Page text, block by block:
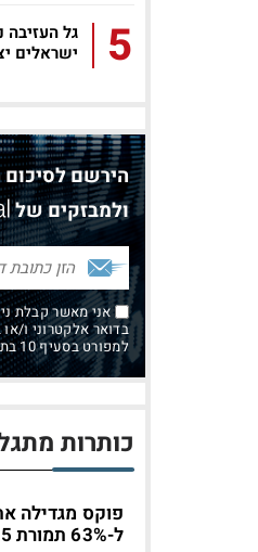
5
ישראלים
הירשם לסיכום
ולמבזקים של
אני מאשר קבלת
בדואר אלקטרוני ו/
למפורט בסעיף 10 בתנאי השימוש
כותרות
פוקס מגדילה
ל-63% תמורת 11.5 מיליון שקל